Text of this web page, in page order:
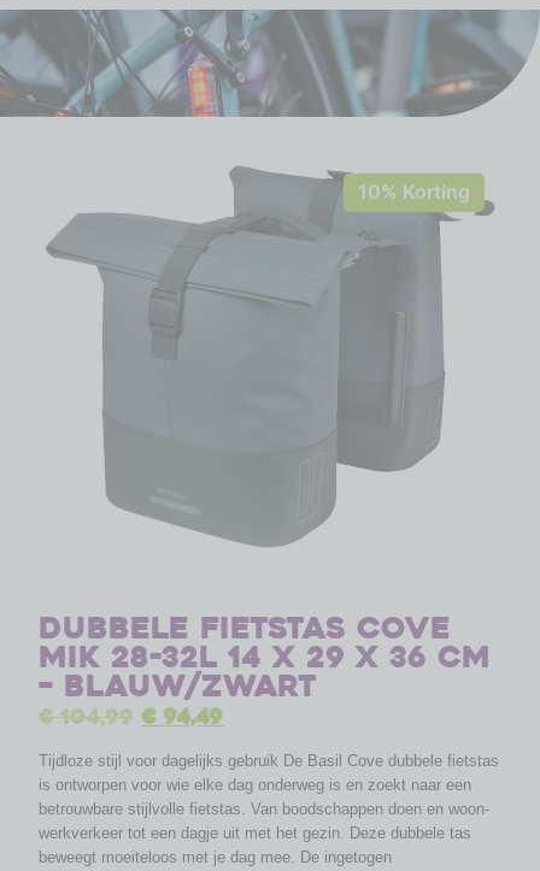
10% Korting
Dubbele fietstas Cove
MIK 28-32L 14 x 29 x 36 cm
– blauw/zwart
€104,99 €94,49
Tijdloze stijl voor dagelijks gebruik De Basil Cove dubbele fietstas
is ontworpen voor wie elke dag onderweg is en zoekt naar een
betrouwbare stijlvolle fietstas. Van boodschappen doen en woon-
werkverkeer tot een dagje uit met het gezin. Deze dubbele tas
beweegt moeiteloos met je dag mee. De ingetogen